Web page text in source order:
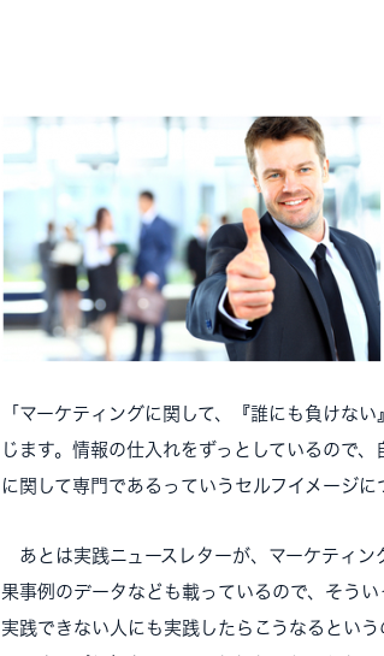
「マーケティングに関して、『誰にも負けな
じます。情報の仕入れをずっとしているので
に関して専門であるっていうセルフイメージに
あとは実践ニュースレターが、マーケティ
果事例のデータなども載っているので、そう
実践できない人にも実践したらこうなるとい